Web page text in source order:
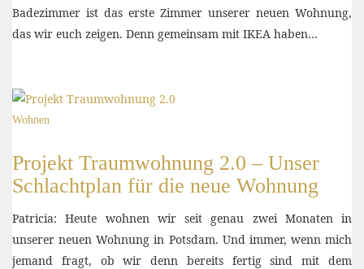
Badezimmer ist das erste Zimmer unserer neuen Wohnung,
das wir euch zeigen. Denn gemeinsam mit IKEA haben…
Wohnen
Projekt Traumwohnung 2.0 – Unser
Schlachtplan für die neue Wohnung
Patricia: Heute wohnen wir seit genau zwei Monaten in
unserer neuen Wohnung in Potsdam. Und immer, wenn mich
jemand fragt, ob wir denn bereits fertig sind mit dem